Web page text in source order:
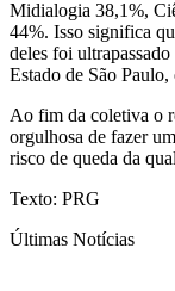
Midialogia 38,1%,
44%. Isso significa
deles foi
Estado de São
Ao fim da coletiva o
orgulhosa de fazer
risco de queda da
Texto: PRG
Últimas Notícias